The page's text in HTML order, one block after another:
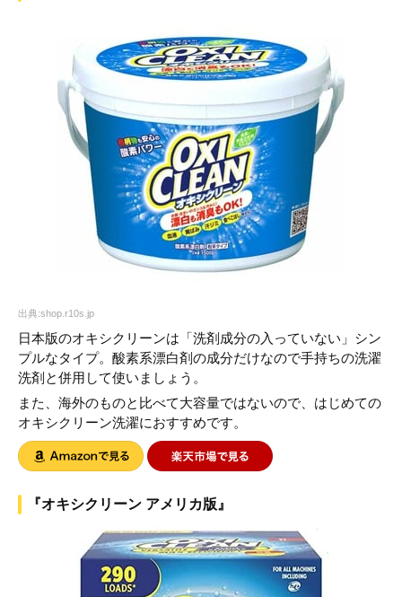
出典:shop.r10s.jp
日本版のオキシクリーンは「洗剤成分の入っていない」シン
プルなタイプ。酸素系漂白剤の成分だけなので手持ちの洗濯
洗剤と併用して使いましょう。
また、海外のものと比べて大容量ではないので、はじめての
オキシクリーン洗濯におすすめです。
『オキシクリーン アメリカ版』